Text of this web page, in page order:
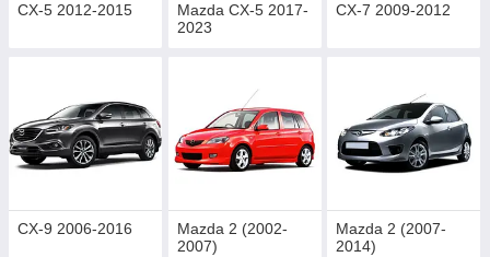
CX-5 2012-2015
Mazda CX-5 2017-
2023
CX-7 2009-2012
CX-9 2006-2016
Mazda 2 (2002-
2007)
Mazda 2 (2007-
2014)